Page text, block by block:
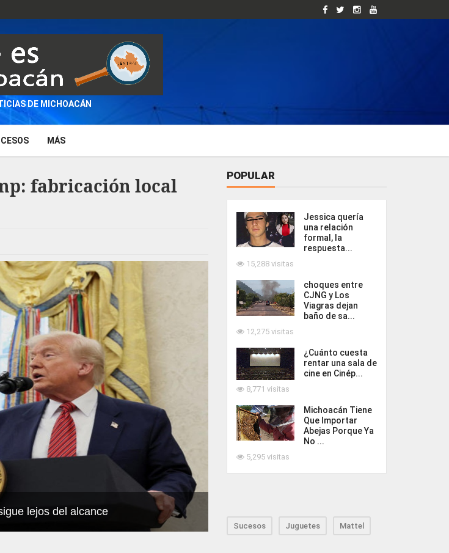
DE MICHOACÁN
MÁS
fabricación local
lejos del alcance
POPULAR
Jessica quería
una relación
formal, la
respuesta...
15,288 visitas
choques entre
CJNG y Los
Viagras dejan
baño de sa...
12,275 visitas
¿Cuánto cuesta
rentar una sala de
cine en Cinép...
8,771 visitas
Michoacán Tiene
Que Importar
Abejas Porque Ya
No ...
5,295 visitas
Sucesos Juguetes Mattel